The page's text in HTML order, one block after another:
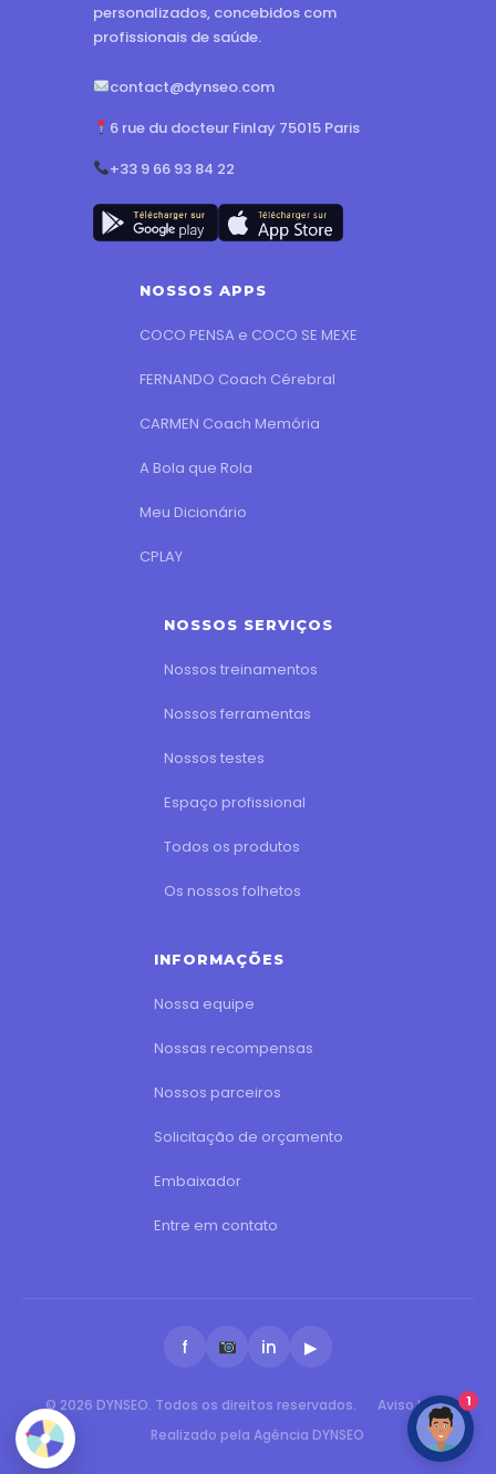
personalizados, concebidos com
profissionais de saúde.
contact@dynseo.com
6 rue du docteur Finlay 75015 Paris
+33 9 66 93 84 22
NOSSOS APPS
COCO PENSA e COCO SE MEXE
FERNANDO Coach Cérebral
CARMEN Coach Memória
A Bola que Rola
Meu Dicionário
CPLAY
NOSSOS SERVIÇOS
Nossos treinamentos
Nossos ferramentas
Nossos testes
Espaço profissional
Todos os produtos
Os nossos folhetos
INFORMAÇÕES
Nossa equipe
Nossas recompensas
Nossos parceiros
Solicitação de orçamento
Embaixador
Entre em contato
f in ▶
© 2026 DYNSEO. Todos os direitos reservados.
Aviso legal
Realizado pela Agência DYNSEO
1